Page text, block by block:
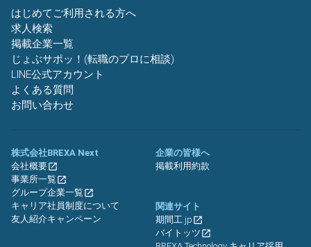
はじめてご利用される方へ
求人検索
掲載企業一覧
じょぶサポッ！(転職のプロに相談)
LINE公式アカウント
よくある質問
お問い合わせ
株式会社BREXA Next
会社概要
事業所一覧
グループ企業一覧
キャリア社員制度について
友人紹介キャンペーン
企業の皆様へ
掲載利用約款
関連サイト
期間工.jp
バイトッツ